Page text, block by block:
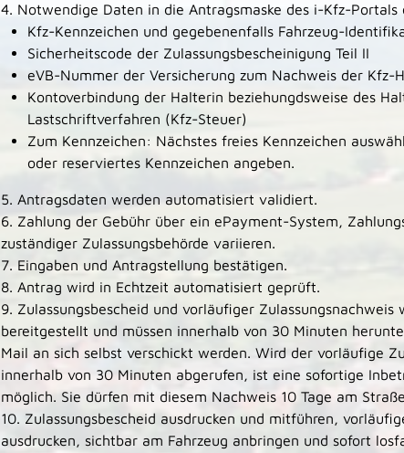
4. Notwendige Daten in die Antragsmaske des i-Kfz-Portals
Kfz-Kennzeichen und gegebenenfalls Fahrzeug-
Sicherheitscode der Zulassungsbescheinigung Teil II
eVB-Nummer der Versicherung zum Nachweis der Kfz-
Kontoverbindung der Halterin beziehungdsweise des
Lastschriftverfahren (Kfz-Steuer)
Zum Kennzeichen: Nächstes freies Kennzeichen
oder reserviertes Kennzeichen angeben.
5. Antragsdaten werden automatisiert validiert.
6. Zahlung der Gebühr über ein ePayment-System,
zuständiger Zulassungsbehörde variieren.
7. Eingaben und Antragstellung bestätigen.
8. Antrag wird in Echtzeit automatisiert geprüft.
9. Zulassungsbescheid und vorläufiger Zulassungsnachweis
bereitgestellt und müssen innerhalb von 30 Minuten
Mail an sich selbst verschickt werden. Wird der vorläufige
innerhalb von 30 Minuten abgerufen, ist eine sofortige
möglich. Sie dürfen mit diesem Nachweis 10 Tage am
10. Zulassungsbescheid ausdrucken und mitführen,
ausdrucken, sichtbar am Fahrzeug anbringen und sofort